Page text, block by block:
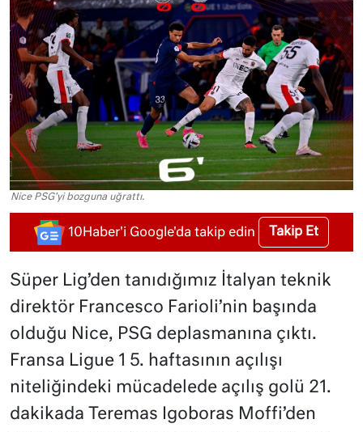
Nice PSG'yi bozguna uğrattı.
10Haber'i Google'da takip edin Takip Et
Süper Lig’den tanıdığımız İtalyan teknik
direktör Francesco Farioli’nin başında
olduğu Nice, PSG deplasmanına çıktı.
Fransa Ligue 1 5. haftasının açılışı
niteliğindeki mücadelede açılış golü 21.
dakikada Teremas Igoboras Moffi’den